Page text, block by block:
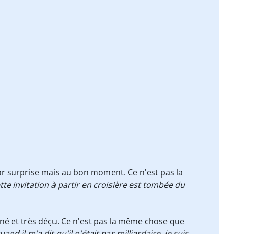
surprise mais au bon moment. Ce n'est pas la
invitation à partir en croisière est tombée du
et très déçu. Ce n'est pas la même chose que